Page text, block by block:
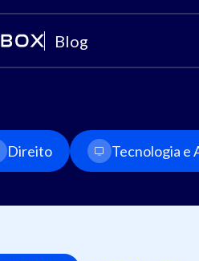
Blog
Direito Tecnologia e